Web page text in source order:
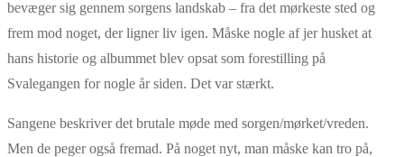
bevæger sig gennem sorgens landskab – fra det mørkeste sted og
frem mod noget, der ligner liv igen. Måske nogle af jer husket at
hans historie og albummet blev opsat som forestilling på
Svalegangen for nogle år siden. Det var stærkt.
Sangene beskriver det brutale møde med sorgen/mørket/vreden.
Men de peger også fremad. På noget nyt, man måske kan tro på,